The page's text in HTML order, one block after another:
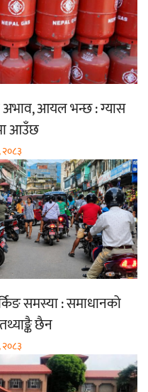
अभाव, आयल भन्छ : ग्यास
आउँछ
समस्या : समाधानको
छैन